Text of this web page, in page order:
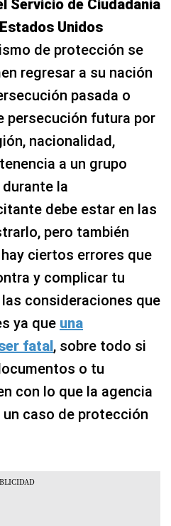
Servicio de Ciudadanía
Unidos
de protección se
regresar a su nación
pasada o
persecución futura por
nacionalidad,
a un grupo
la
debe estar en las
pero también
ciertos errores que
y complicar tu
consideraciones que
ya que una
fatal, sobre todo si
o tu
con lo que la agencia
caso de protección